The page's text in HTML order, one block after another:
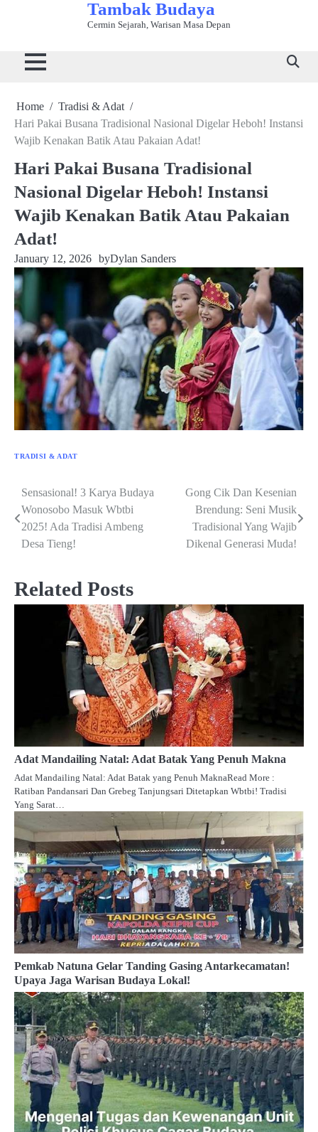
Tambak Budaya
Cermin Sejarah, Warisan Masa Depan
Home
Tradisi & Adat
Hari Pakai Busana Tradisional Nasional Digelar Heboh! Instansi
Wajib Kenakan Batik Atau Pakaian Adat!
Hari Pakai Busana Tradisional
Nasional Digelar Heboh! Instansi
Wajib Kenakan Batik Atau Pakaian
Adat!
January 12, 2026 byDylan Sanders
TRADISI & ADAT
Post
navigation
Sensasional! 3 Karya Budaya
Wonosobo Masuk Wbtbi
2025! Ada Tradisi Ambeng
Desa Tieng!
Gong Cik Dan Kesenian
Brendung: Seni Musik
Tradisional Yang Wajib
Dikenal Generasi Muda!
Related Posts
Adat Mandailing Natal: Adat Batak Yang Penuh Makna
Adat Mandailing Natal: Adat Batak yang Penuh MaknaRead More :
Ratiban Pandansari Dan Grebeg Tanjungsari Ditetapkan Wbtbi! Tradisi
Yang Sarat…
Pemkab Natuna Gelar Tanding Gasing Antarkecamatan!
Upaya Jaga Warisan Budaya Lokal!